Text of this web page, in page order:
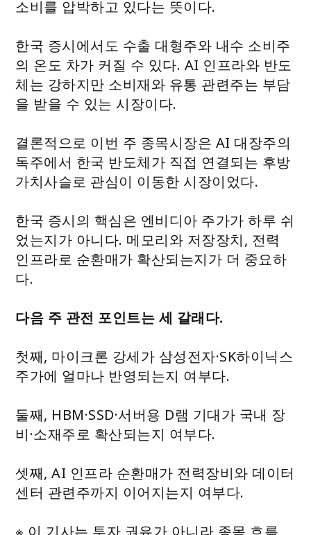
소비를 압박하고 있다는 뜻이다.
한국 증시에서도 수출 대형주와 내수 소비주
의 온도 차가 커질 수 있다. AI 인프라와 반도
체는 강하지만 소비재와 유통 관련주는 부담
을 받을 수 있는 시장이다.
결론적으로 이번 주 종목시장은 AI 대장주의
독주에서 한국 반도체가 직접 연결되는 후방
가치사슬로 관심이 이동한 시장이었다.
한국 증시의 핵심은 엔비디아 주가가 하루 쉬
었는지가 아니다. 메모리와 저장장치, 전력
인프라로 순환매가 확산되는지가 더 중요하
다.
다음 주 관전 포인트는 세 갈래다.
첫째, 마이크론 강세가 삼성전자·SK하이닉스
주가에 얼마나 반영되는지 여부다.
둘째, HBM·SSD·서버용 D램 기대가 국내 장
비·소재주로 확산되는지 여부다.
셋째, AI 인프라 순환매가 전력장비와 데이터
센터 관련주까지 이어지는지 여부다.